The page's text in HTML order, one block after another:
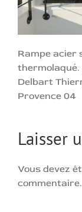
Rampe acier
Delbart
Provence 04
Laisser
Vous devez
commentaire.